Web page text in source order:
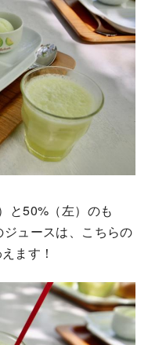
と50%（左）のも
ュースは、こちらの
ます！